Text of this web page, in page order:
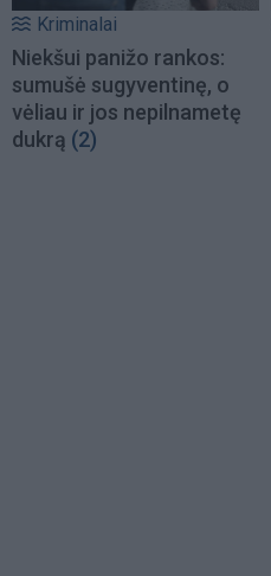
Kriminalai
Niekšui panižo rankos:
sumušė sugyventinę, o
vėliau ir jos nepilnametę
dukrą (2)